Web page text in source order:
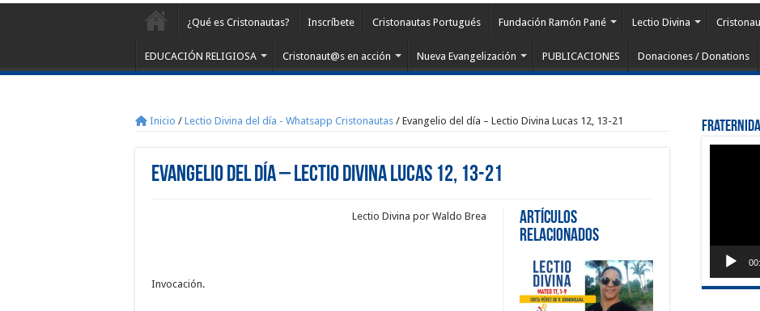
¿Qué es Cristonautas? Inscríbete Cristonautas Portugués Fundación Ramón Pané Lectio Divina
EDUCACIÓN RELIGIOSA Cristonaut@s en acción Nueva Evangelización PUBLICACIONES Donaciones / Donations
Inicio / Lectio Divina del día - Whatsapp Cristonautas / Evangelio del día – Lectio Divina Lucas 12, 13-21
Evangelio del día – Lectio Divina Lucas 12, 13-21
Artículos
Relacionados
Lectio Divina por Waldo Brea
Invocación.